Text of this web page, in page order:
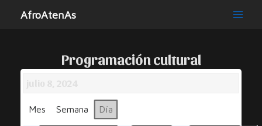
AfroAtenAs
Programación cultural
Mes Semana Día